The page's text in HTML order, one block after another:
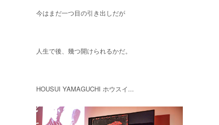
今はまだ一つ目の引き出しだが
人生で後、幾つ開けられるかだ。
HOUSUI YAMAGUCHI ホウスイ...